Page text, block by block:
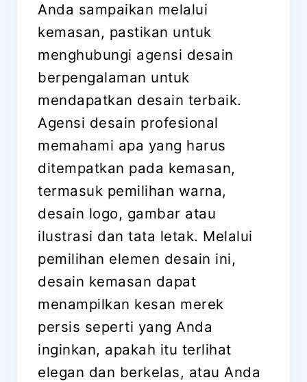
Anda sampaikan melalui
kemasan, pastikan untuk
menghubungi agensi desain
berpengalaman untuk
mendapatkan desain terbaik.
Agensi desain profesional
memahami apa yang harus
ditempatkan pada kemasan,
termasuk pemilihan warna,
desain logo, gambar atau
ilustrasi dan tata letak. Melalui
pemilihan elemen desain ini,
desain kemasan dapat
menampilkan kesan merek
persis seperti yang Anda
inginkan, apakah itu terlihat
elegan dan berkelas, atau Anda